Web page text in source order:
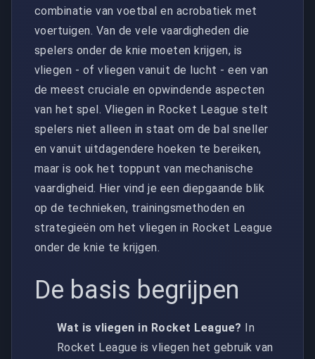
combinatie van voetbal en acrobatiek met
voertuigen. Van de vele vaardigheden die
spelers onder de knie moeten krijgen, is
vliegen - of vliegen vanuit de lucht - een van
de meest cruciale en opwindende aspecten
van het spel. Vliegen in Rocket League stelt
spelers niet alleen in staat om de bal sneller
en vanuit uitdagendere hoeken te bereiken,
maar is ook het toppunt van mechanische
vaardigheid. Hier vind je een diepgaande blik
op de technieken, trainingsmethoden en
strategieën om het vliegen in Rocket League
onder de knie te krijgen.
De basis begrijpen
Wat is vliegen in Rocket League? In
Rocket League is vliegen het gebruik van